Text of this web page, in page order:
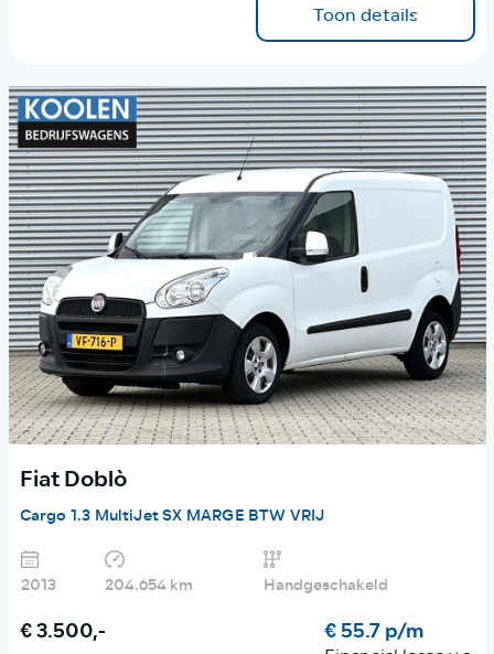
Toon details
Fiat Doblò
Cargo 1.3 MultiJet SX MARGE BTW VRIJ
2013 204.654 km Handgeschakeld
€ 3.500,- € 55.7 p/m